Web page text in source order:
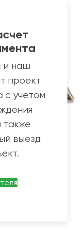
и наш
проект
с учётом
также
выезд